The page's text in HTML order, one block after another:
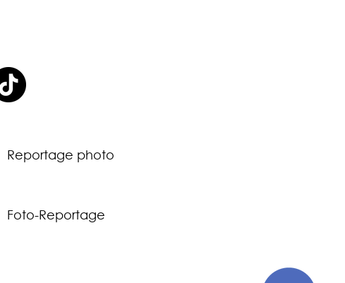
Reportage photo
Foto-Reportage